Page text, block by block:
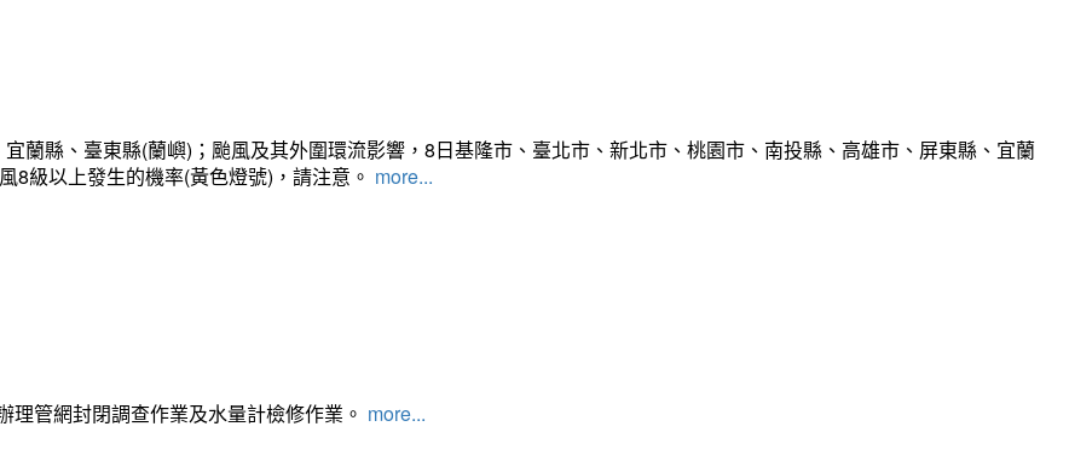
蘭縣、臺東縣(蘭嶼)；颱風及其外圍環流影響，8日基隆市、臺北市、新北市、桃園市、南投縣、高雄市、屏東縣、宜蘭
8級以上發生的機率(黃色燈號)，請注意。 more...
管網封閉調查作業及水量計檢修作業。 more...